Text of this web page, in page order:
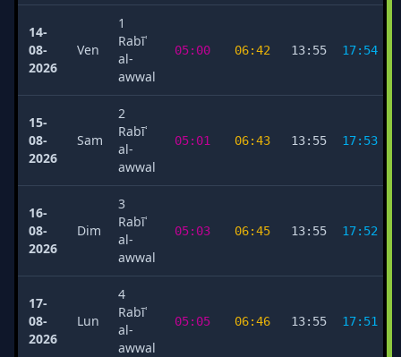
14-
08-
2026
Ven
1
Rabīʿ
al-
awwal
05:00 06:42 13:55 17:54
15-
08-
2026
Sam
2
Rabīʿ
al-
awwal
05:01 06:43 13:55 17:53
16-
08-
2026
Dim
3
Rabīʿ
al-
awwal
05:03 06:45 13:55 17:52
17-
08-
2026
Lun
4
Rabīʿ
al-
awwal
05:05 06:46 13:55 17:51